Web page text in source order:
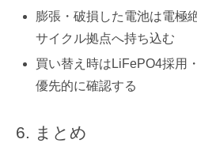
膨張・破損した電池は電極
サイクル拠点へ持ち込む
買い替え時はLiFePO4採用
優先的に確認する
まとめ